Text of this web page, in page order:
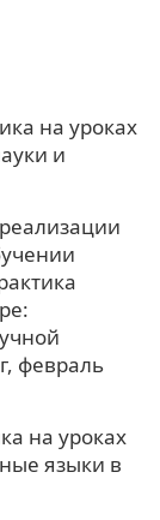
на уроках
и
февраль
на уроках
языки в